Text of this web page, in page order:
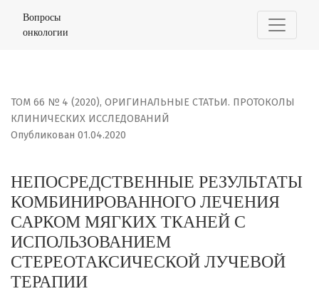
НЕПОСРЕДСТВЕННЫЕ РЕЗУЛЬТАТЫ
Вопросы
онкологии
ТОМ 66 № 4 (2020), ОРИГИНАЛЬНЫЕ СТАТЬИ. ПРОТОКОЛЫ
КЛИНИЧЕСКИХ ИССЛЕДОВАНИЙ
НЕПОСРЕДСТВЕННЫЕ РЕЗУЛЬТАТЫ
КОМБИНИРОВАННОГО ЛЕЧЕНИЯ
САРКОМ МЯГКИХ ТКАНЕЙ С
ИСПОЛЬЗОВАНИЕМ
СТЕРЕОТАКСИЧЕСКОЙ ЛУЧЕВОЙ
ТЕРАПИИ
Опубликован 01.04.2020